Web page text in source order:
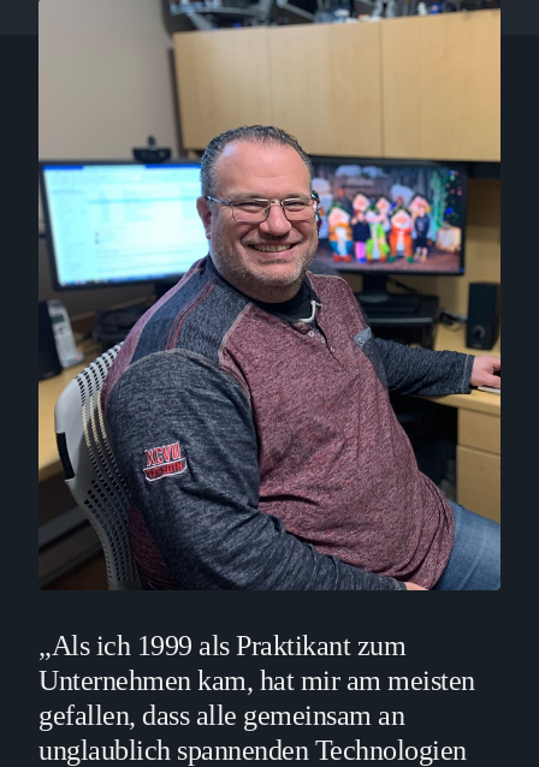
„Als ich 1999 als Praktikant zum
Unternehmen kam, hat mir am meisten
gefallen, dass alle gemeinsam an
unglaublich spannenden Technologien